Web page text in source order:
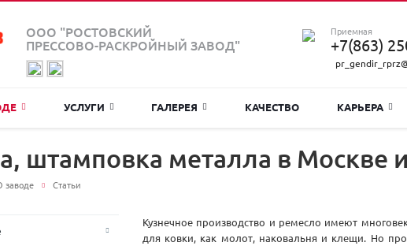
ООО "РОСТОВСКИЙ
ПРЕССОВО-РАСКРОЙНЫЙ ЗАВОД"
Приемная
+7(863)
УСЛУГИ ГАЛЕРЕЯ КАЧЕСТВО КАРЬЕРА
штамповка металла в Москве
заводе Статьи
Кузнечное производство и ремесло имеют
для ковки, как молот, наковальня и клещи. Но